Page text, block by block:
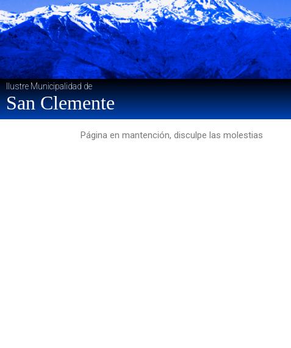
Ilustre Municipalidad de
San Clemente
Página en mantención, disculpe las molestias